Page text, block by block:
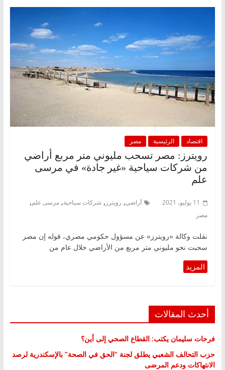
اقتصاد الرئيسية مصر
رويترز: مصر تسحب مليوني متر مربع أراضي
من شركات سياحية «غير جادة» في مرسى
علم
11 يوليو، 2021 أراضي, رويترز , شركات سياحية, مرسى علم,
مصر
نقلت وكالة «رويترز» عن مسؤول حكومي مصري، قوله إن مصر
سحبت نحو مليوني متر مربع من الأراضي خلال عام من
أحدث المقالات
فرحات سليمان يكتب: القطاع الصحي إلى أين؟
حزب التحالف الشعبي يطلق لجنة “الحق في الصحة” بالإسكندرية لرصد
الانتهاكات ودعم المرضى